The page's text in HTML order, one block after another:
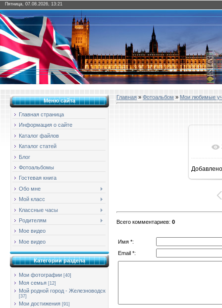
Пятница, 07.08.2026, 13:21
Меню сайта
Главная страница
Информация о сайте
Каталог файлов
Каталог статей
Блог
Фотоальбомы
Гостевая книга
Обо мне
Мой класс
Классные часы
Родителям
Мое видео
Мое видео
Категории раздела
Мои фотографии [40]
Моя семья [12]
Мой родной город - Железноводск
[37]
Мои достижения [91]
Главная » Фотоальбом » Мои любимые
Добавлено
Всего комментариев: 0
Имя *:
Email *: